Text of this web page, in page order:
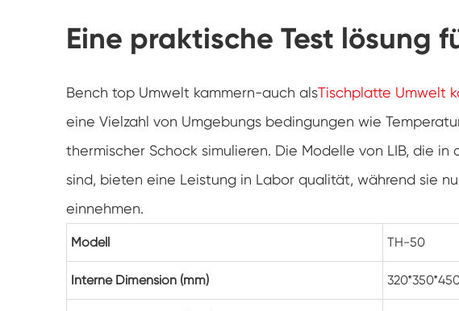
Nass-
Eine praktische Test lösung
Bench top Umwelt kammern-auch alsTischplatte Umwelt
eine Vielzahl von Umgebungs bedingungen wie
thermischer Schock simulieren. Die Modelle von LIB, die
sind, bieten eine Leistung in Labor qualität, während sie
einnehmen.
Modell TH-50
Interne Dimension (mm)